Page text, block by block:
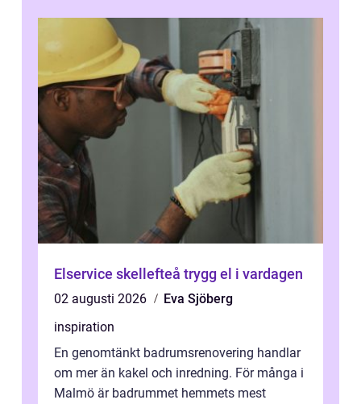
Elservice skellefteå trygg el i vardagen
02 augusti 2026
Eva Sjöberg
inspiration
En genomtänkt badrumsrenovering handlar
om mer än kakel och inredning. För många i
Malmö är badrummet hemmets mest